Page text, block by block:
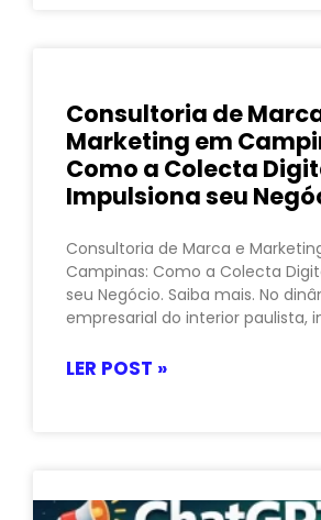
Consultoria de
Marketing em
Como a Colecta
Impulsiona seu
Consultoria de Marca e
Campinas: Como a Colecta
seu Negócio. Saiba mais. No
empresarial do interior paulista,
LER POST »